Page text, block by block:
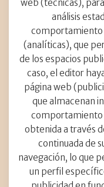
contacto_
Tel.: +34 691
Calle Carrer
08008
He leído y
web (técnicas),
análisis
comportamiento
(analíticas), que
de los espacios
caso, el editor
página web
que almacenan
comportamiento
obtenida a través
continuada de
navegación, lo que
un perfil